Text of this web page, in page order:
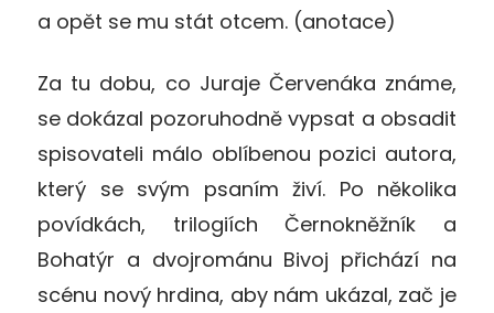
a opět se mu stát otcem. (anotace)
Za tu dobu, co Juraje Červenáka známe,
se dokázal pozoruhodně vypsat a obsadit
spisovateli málo oblíbenou pozici autora,
který se svým psaním živí. Po několika
povídkách, trilogiích Černokněžník a
Bohatýr a dvojrománu Bivoj přichází na
scénu nový hrdina, aby nám ukázal, zač je